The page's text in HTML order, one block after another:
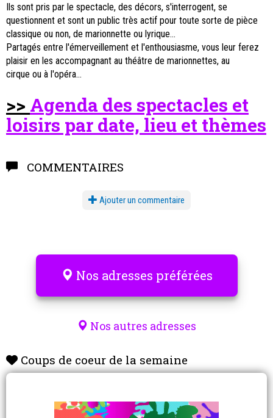
Ils sont pris par le spectacle, des décors, s'interrogent, se
questionnent et sont un public très actif pour toute sorte de pièce
classique ou non, de marionnette ou lyrique...
Partagés entre l'émerveillement et l'enthousiasme, vous leur ferez
plaisir en les accompagnant au théâtre de marionnettes, au
cirque ou à l'opéra…
>> Agenda des spectacles et
loisirs par date, lieu et thèmes
COMMENTAIRES
Ajouter un commentaire
Nos adresses préférées
Nos autres adresses
Coups de coeur de la semaine